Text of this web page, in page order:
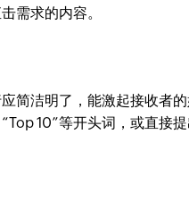
需求的内容。
简洁明了，能激起接收者
10”等开头词，或直接